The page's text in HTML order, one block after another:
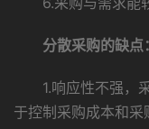
分散采购的缺点：
1.响应性不强，采
于控制采购成本和采